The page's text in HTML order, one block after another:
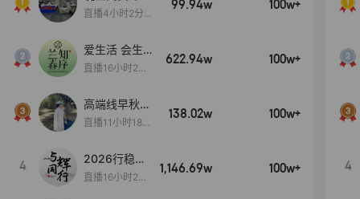
大放漏
直播4小时2分5
99.94w 100w+
爱生活 会生
活
直播16小时24
622.94w 100w+
高端线早秋现
货首发
直播11小时18分
138.02w 100w+
4
2026行稳致
远
直播16小时20
1,146.69w 100w+ 4